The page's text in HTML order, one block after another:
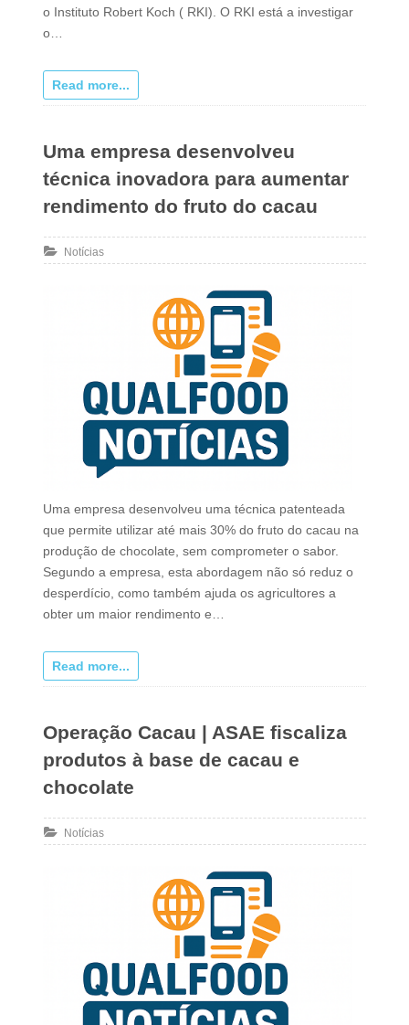
o Instituto Robert Koch ( RKI). O RKI está a investigar
o…
Read more...
Uma empresa desenvolveu
técnica inovadora para aumentar
rendimento do fruto do cacau
Notícias
Uma empresa desenvolveu uma técnica patenteada
que permite utilizar até mais 30% do fruto do cacau na
produção de chocolate, sem comprometer o sabor.
Segundo a empresa, esta abordagem não só reduz o
desperdício, como também ajuda os agricultores a
obter um maior rendimento e…
Read more...
Operação Cacau | ASAE fiscaliza
produtos à base de cacau e
chocolate
Notícias